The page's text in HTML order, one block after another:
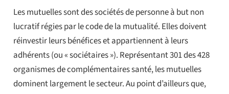
Les mutuelles sont des sociétés de personne à but non
lucratif régies par le code de la mutualité. Elles doivent
réinvestir leurs bénéfices et appartiennent à leurs
adhérents (ou « sociétaires »). Représentant 301 des 428
organismes de complémentaires santé, les mutuelles
dominent largement le secteur. Au point d’ailleurs que,